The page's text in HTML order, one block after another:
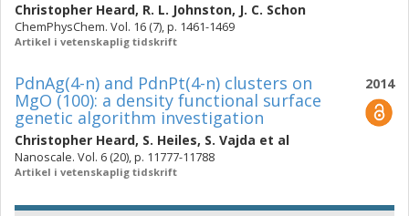
Christopher Heard, R. L. Johnston, J. C. Schon
ChemPhysChem. Vol. 16 (7), p. 1461-1469
Artikel i vetenskaplig tidskrift
2014
PdnAg(4-n) and PdnPt(4-n) clusters on
MgO (100): a density functional surface
genetic algorithm investigation
Christopher Heard, S. Heiles, S. Vajda et al
Nanoscale. Vol. 6 (20), p. 11777-11788
Artikel i vetenskaplig tidskrift